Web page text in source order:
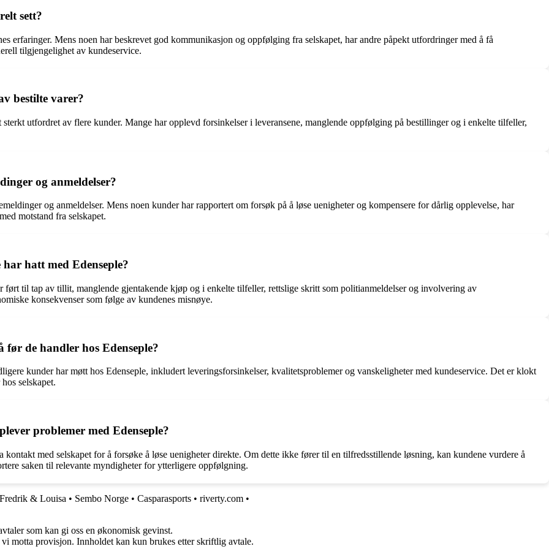
sett?
erfaringer. Mens noen har beskrevet god kommunikasjon og oppfølging fra selskapet, har andre påpekt utfordringer med å få
tilgjengelighet av kundeservice.
bestilte varer?
utfordret av flere kunder. Mange har opplevd forsinkelser i leveransene, manglende oppfølging på bestillinger og i enkelte tilfeller,
og anmeldelser?
og anmeldelser. Mens noen kunder har rapportert om forsøk på å løse uenigheter og kompensere for dårlig opplevelse, har
motstand fra selskapet.
hatt med Edenseple?
ført til tap av tillit, manglende gjentakende kjøp og i enkelte tilfeller, rettslige skritt som politianmeldelser og involvering av
konsekvenser som følge av kundenes misnøye.
de handler hos Edenseple?
kunder har møtt hos Edenseple, inkludert leveringsforsinkelser, kvalitetsproblemer og vanskeligheter med kundeservice. Det er klokt
selskapet.
problemer med Edenseple?
med selskapet for å forsøke å løse uenigheter direkte. Om dette ikke fører til en tilfredsstillende løsning, kan kundene vurdere å
saken til relevante myndigheter for ytterligere oppfølgning.
Fredrik & Louisa • Sembo Norge • Casparasports • riverty.com •
som kan gi oss en økonomisk gevinst.
motta provisjon. Innholdet kan kun brukes etter skriftlig avtale.